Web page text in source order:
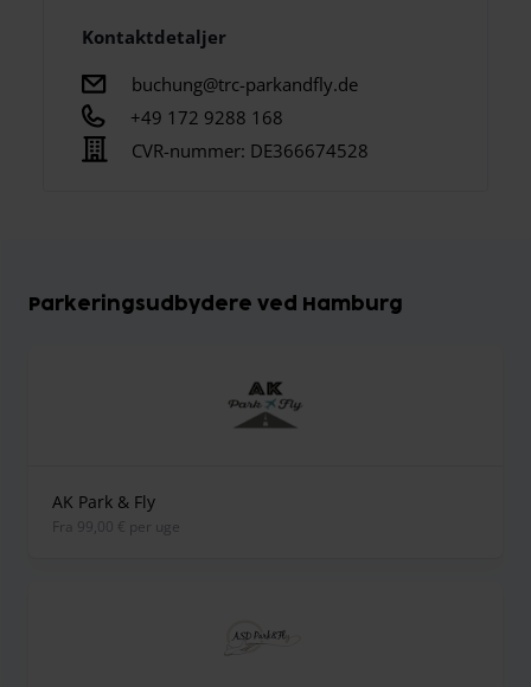
Kontaktdetaljer
buchung@trc-parkandfly.de
+49 172 9288 168
CVR-nummer: DE366674528
Parkeringsudbydere ved Hamburg
AK Park & Fly
fra 99,00 € per uge